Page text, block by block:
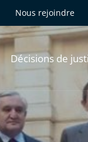
Nous rejoindre
Décisions de